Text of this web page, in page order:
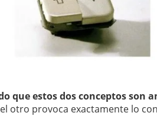
casa de apuestas de Colombia
mejor casa de apuestas de Colombia
que estos dos conceptos son
otro provoca exactamente lo